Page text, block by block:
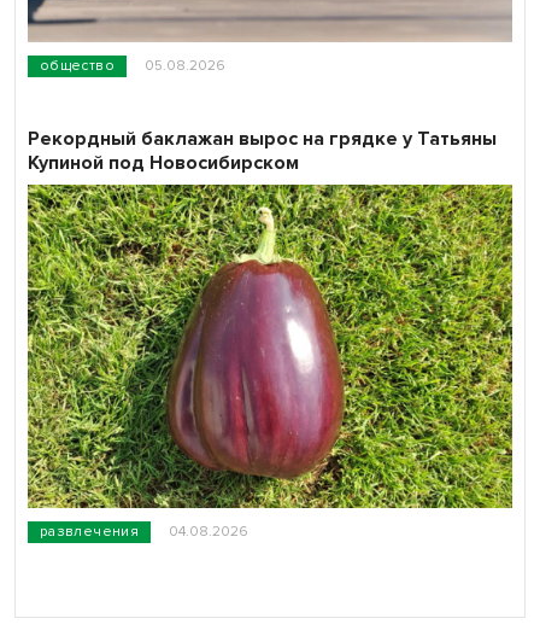
общество 05.08.2026
развлечения 04.08.2026
Рекордный баклажан вырос на грядке у Татьяны
Купиной под Новосибирском